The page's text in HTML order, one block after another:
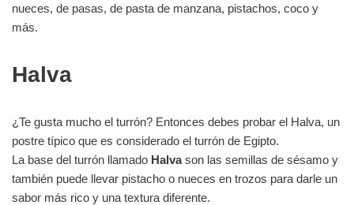
nueces, de pasas, de pasta de manzana, pistachos, coco y
más.
Halva
¿Te gusta mucho el turrón? Entonces debes probar el Halva, un
postre típico que es considerado el turrón de Egipto.
La base del turrón llamado Halvason las semillas de sésamo y
también puede llevar pistacho o nueces en trozos para darle un
sabor más rico y una textura diferente.